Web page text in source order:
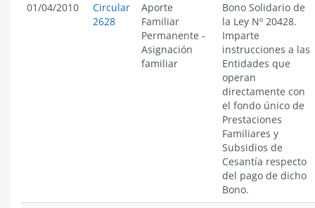
01/04/2010
Circular
2628
Aporte
Familiar
Permanente -
Asignación
familiar
Bono Solidario de
la Ley Nº 20428.
Imparte
instrucciones a las
Entidades que
operan
directamente con
el fondo único de
Prestaciones
Familiares y
Subsidios de
Cesantía respecto
del pago de dicho
Bono.